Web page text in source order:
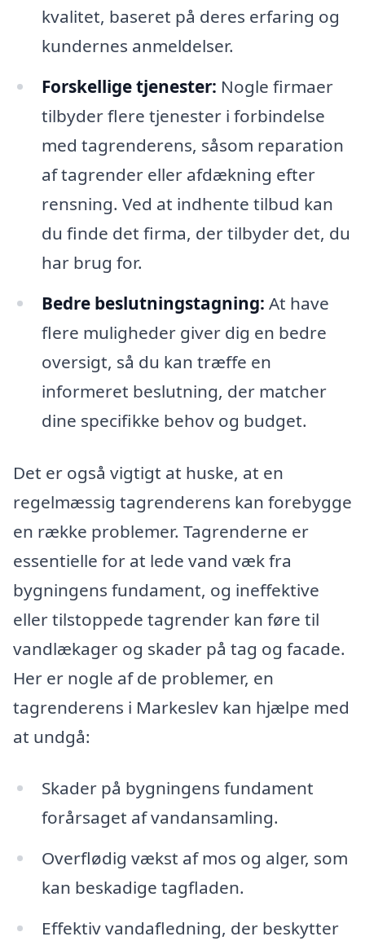
kvalitet, baseret på deres erfaring og
kundernes anmeldelser.
Forskellige tjenester: Nogle firmaer
tilbyder flere tjenester i forbindelse
med tagrenderens, såsom reparation
af tagrender eller afdækning efter
rensning. Ved at indhente tilbud kan
du finde det firma, der tilbyder det, du
har brug for.
Bedre beslutningstagning: At have
flere muligheder giver dig en bedre
oversigt, så du kan træffe en
informeret beslutning, der matcher
dine specifikke behov og budget.
Det er også vigtigt at huske, at en
regelmæssig tagrenderens kan forebygge
en række problemer. Tagrenderne er
essentielle for at lede vand væk fra
bygningens fundament, og ineffektive
eller tilstoppede tagrender kan føre til
vandlækager og skader på tag og facade.
Her er nogle af de problemer, en
tagrenderens i Markeslev kan hjælpe med
at undgå:
Skader på bygningens fundament
forårsaget af vandansamling.
Overflødig vækst af mos og alger, som
kan beskadige tagfladen.
Effektiv vandafledning, der beskytter